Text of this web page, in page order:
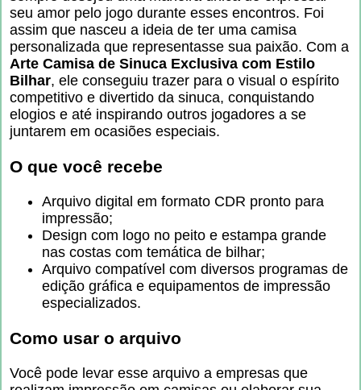
seu amor pelo jogo durante esses encontros. Foi
assim que nasceu a ideia de ter uma camisa
personalizada que representasse sua paixão. Com a
Arte Camisa de Sinuca Exclusiva com Estilo
Bilhar, ele conseguiu trazer para o visual o espírito
competitivo e divertido da sinuca, conquistando
elogios e até inspirando outros jogadores a se
juntarem em ocasiões especiais.
O que você recebe
Arquivo digital em formato CDR pronto para
impressão;
Design com logo no peito e estampa grande
nas costas com temática de bilhar;
Arquivo compatível com diversos programas de
edição gráfica e equipamentos de impressão
especializados.
Como usar o arquivo
Você pode levar esse arquivo a empresas que